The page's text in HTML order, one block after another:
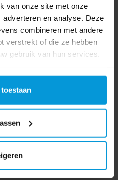
van onze site met onze
en analyse. Deze
combineren met andere
verstrekt of die ze hebben
gebruik van hun services.
product een beoordeling